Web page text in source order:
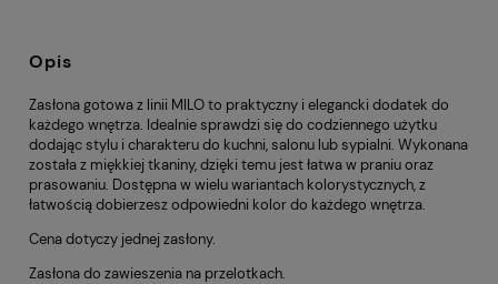
Opis
Zasłona gotowa z linii MILO to praktyczny i elegancki dodatek do
każdego wnętrza. Idealnie sprawdzi się do codziennego użytku
dodając stylu i charakteru do kuchni, salonu lub sypialni. Wykonana
została z miękkiej tkaniny, dzięki temu jest łatwa w praniu oraz
prasowaniu. Dostępna w wielu wariantach kolorystycznych, z
łatwością dobierzesz odpowiedni kolor do każdego wnętrza.
Cena dotyczy jednej zasłony.
Zasłona do zawieszenia na przelotkach.